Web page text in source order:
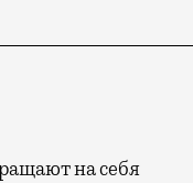
на себя